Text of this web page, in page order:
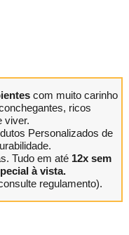
com muito carinho
ricos
viver.
Personalizados de
Tudo em até 12x sem
à vista.
regulamento).